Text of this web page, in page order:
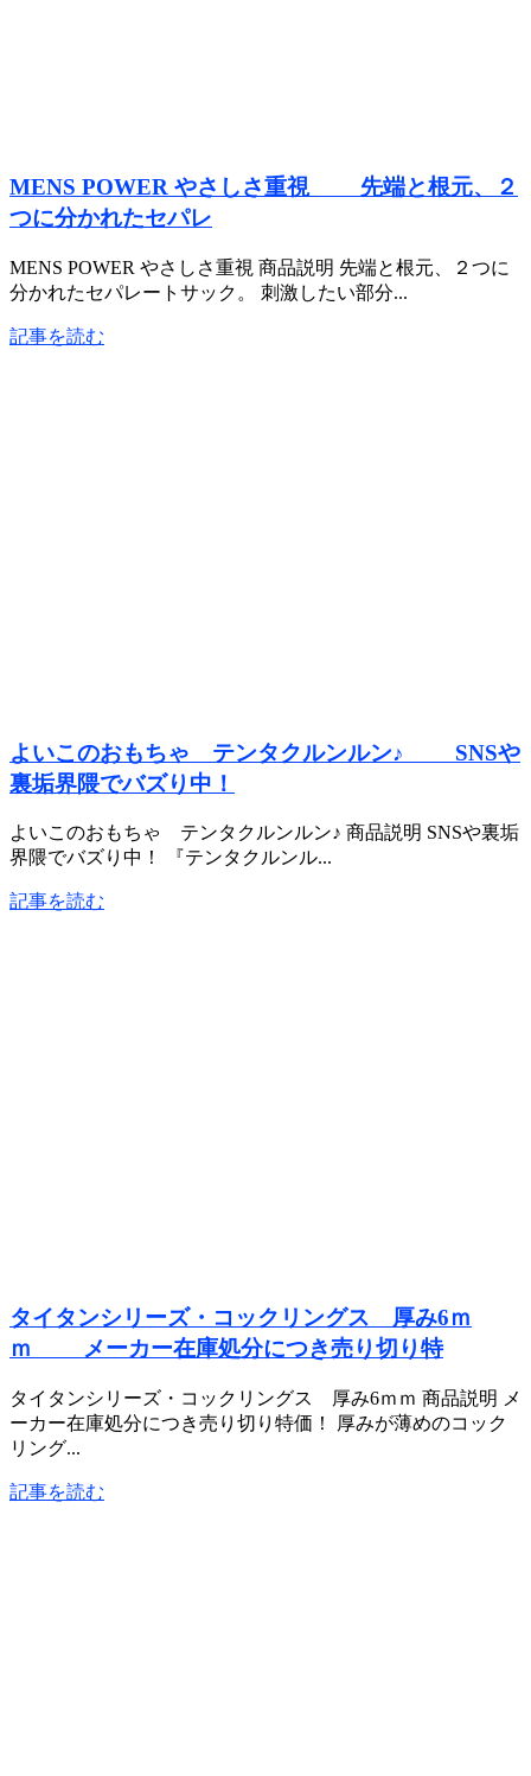
MENS POWER やさしさ重視 先端と根元、２
つに分かれたセパレ
MENS POWER やさしさ重視 商品説明 先端と根元、２つに
分かれたセパレートサック。 刺激したい部分...
記事を読む
よいこのおもちゃ テンタクルンルン♪ SNSや
裏垢界隈でバズり中！
よいこのおもちゃ テンタクルンルン♪ 商品説明 SNSや裏垢
界隈でバズり中！ 『テンタクルンル...
記事を読む
タイタンシリーズ・コックリングス 厚み6ｍ
ｍ メーカー在庫処分につき売り切り特
タイタンシリーズ・コックリングス 厚み6ｍｍ 商品説明 メ
ーカー在庫処分につき売り切り特価！ 厚みが薄めのコック
リング...
記事を読む